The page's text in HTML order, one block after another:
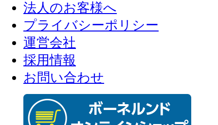
法人のお客様へ
プライバシーポリシー
運営会社
採用情報
お問い合わせ